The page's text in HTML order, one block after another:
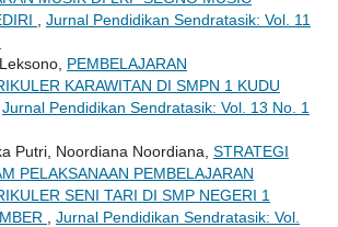
Jurnal Pendidikan Sendratasik: Vol. 11
PEMBELAJARAN
KARAWITAN DI SMPN 1 KUDU
Jurnal Pendidikan Sendratasik: Vol. 13 No. 1
Putri, Noordiana Noordiana, STRATEGI
PELAKSANAAN PEMBELAJARAN
SENI TARI DI SMP NEGERI 1
Jurnal Pendidikan Sendratasik: Vol.